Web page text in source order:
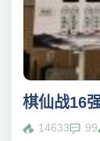
棋仙战16
14633 99